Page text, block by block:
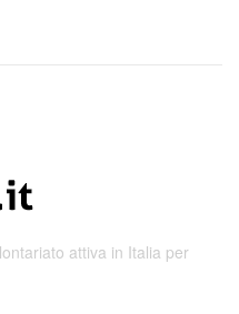
attiva in Italia per